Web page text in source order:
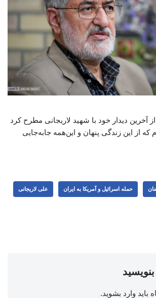
آخرین دیدار خود با شهید لاریجانی مطرح کرد
از این زندگی پنهان و این‌همه جابه‌جایی
حمله اسرائیل و آمریکا به ایران علی لاریجانی
باید وارد بشوید.